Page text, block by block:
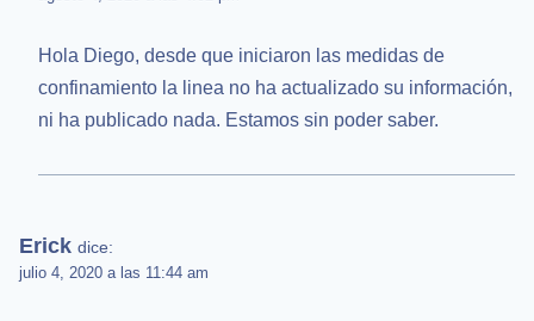
Hola Diego, desde que iniciaron las medidas de
confinamiento la linea no ha actualizado su información,
ni ha publicado nada. Estamos sin poder saber.
Erick dice:
julio 4, 2020 a las 11:44 am